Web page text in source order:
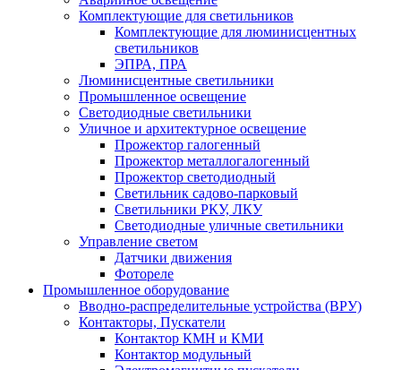
Комплектующие для светильников
Комплектующие для люминисцентных
светильников
ЭПРА, ПРА
Люминисцентные светильники
Промышленное освещение
Светодиодные светильники
Уличное и архитектурное освещение
Прожектор галогенный
Прожектор металлогалогенный
Прожектор светодиодный
Светильник садово-парковый
Светильники РКУ, ЛКУ
Светодиодные уличные светильники
Управление светом
Датчики движения
Фотореле
Промышленное оборудование
Вводно-распределительные устройства (ВРУ)
Контакторы, Пускатели
Контактор КМН и КМИ
Контактор модульный